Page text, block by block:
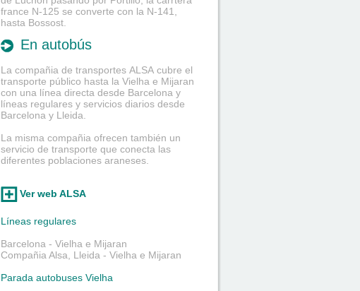
france N-125 se converte con la N-141,
hasta Bossost.
En autobús
La compañia de transportes ALSA cubre el
transporte público hasta la Vielha e Mijaran
con una línea directa desde Barcelona y
líneas regulares y servicios diarios desde
Barcelona y Lleida.
La misma compañia ofrecen también un
servicio de transporte que conecta las
diferentes poblaciones araneses.
Ver web ALSA
Líneas regulares
Barcelona - Vielha e Mijaran
Compañia Alsa, Lleida - Vielha e Mijaran
Parada autobuses Vielha